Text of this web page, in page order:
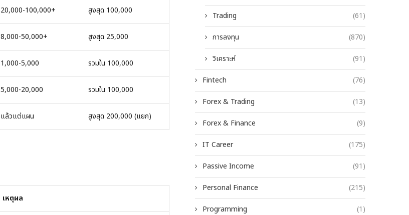
20,000-100,000+ สูงสุด 100,000
8,000-50,000+ สูงสุด 25,000
1,000-5,000 รวมใน 100,000
5,000-20,000 รวมใน 100,000
แล้วแต่แผน สูงสุด 200,000 (แยก)
เหตุผล
Trading (61)
การลงทุน (870)
วิเคราะห์ (91)
Fintech (76)
Forex & Trading (13)
Forex & Finance (9)
IT Career (175)
Passive Income (91)
Personal Finance (215)
Programming (1)